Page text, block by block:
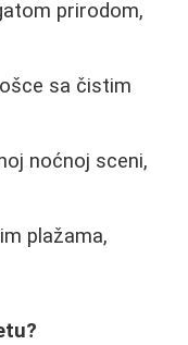
prirodom,
sa čistim
noćnoj sceni,
plažama,